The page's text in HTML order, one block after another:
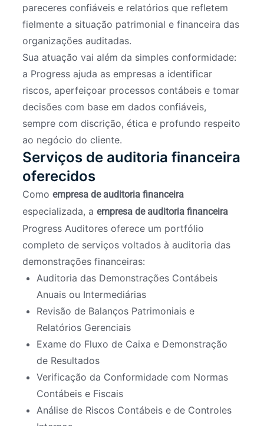
pareceres confiáveis e relatórios que refletem
fielmente a situação patrimonial e financeira das
organizações auditadas.
Sua atuação vai além da simples conformidade:
a Progress ajuda as empresas a identificar
riscos, aperfeiçoar processos contábeis e tomar
decisões com base em dados confiáveis,
sempre com discrição, ética e profundo respeito
ao negócio do cliente.
Serviços de auditoria financeira
oferecidos
Comoempresa de auditoria financeira
especializada, aempresa de auditoria financeira
Progress Auditores oferece um portfólio
completo de serviços voltados à auditoria das
demonstrações financeiras:
Auditoria das Demonstrações Contábeis
Anuais ou Intermediárias
Revisão de Balanços Patrimoniais e
Relatórios Gerenciais
Exame do Fluxo de Caixa e Demonstração
de Resultados
Verificação da Conformidade com Normas
Contábeis e Fiscais
Análise de Riscos Contábeis e de Controles